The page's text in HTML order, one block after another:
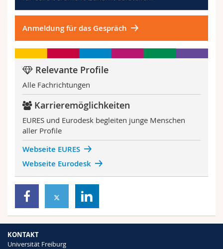
Anmeldung für das Gespräch
Relevante Profile
Alle Fachrichtungen
Karrieremöglichkeiten
EURES und Eurodesk begleiten junge Menschen
aller Profile
Webseite EURES
Webseite Eurodesk
KONTAKT
Universität Freiburg